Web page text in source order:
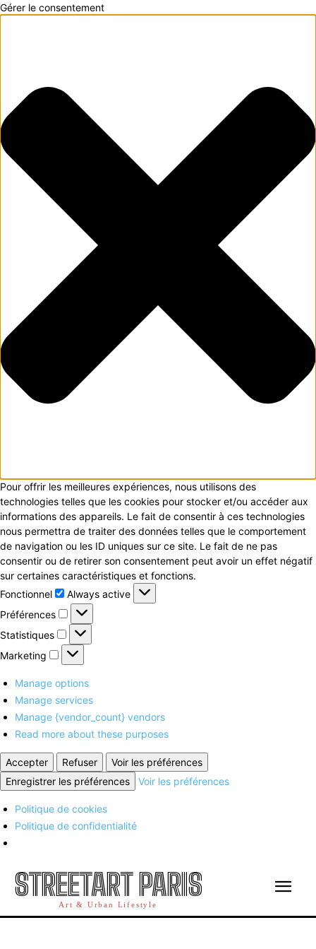
Gérer le consentement
Pour offrir les meilleures expériences, nous utilisons des
technologies telles que les cookies pour stocker et/ou accéder aux
informations des appareils. Le fait de consentir à ces technologies
nous permettra de traiter des données telles que le comportement
de navigation ou les ID uniques sur ce site. Le fait de ne pas
consentir ou de retirer son consentement peut avoir un effet négatif
sur certaines caractéristiques et fonctions.
Fonctionnel
Fonctionnel
Always active
Préférences
Préférences
Statistiques Statistiques
Marketing Marketing
Manage options
Manage services
Manage {vendor_count} vendors
Read more about these purposes
Accepter Refuser
Voir les préférences
Enregistrer les préférences
Voir les préférences
Politique de cookies
Politique de confidentialité
STREETART PARIS
Art & Urban Lifestyle